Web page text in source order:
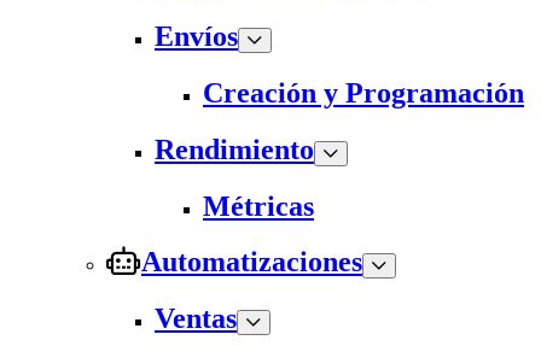
Envíos
Creación y Programación
Rendimiento
Métricas
Automatizaciones
Ventas